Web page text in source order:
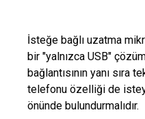
İsteğe bağlı uzatma
bir "yalnızca USB"
bağlantısının yanı sıra
telefonu özelliği de
önünde bulundurmalıdır.